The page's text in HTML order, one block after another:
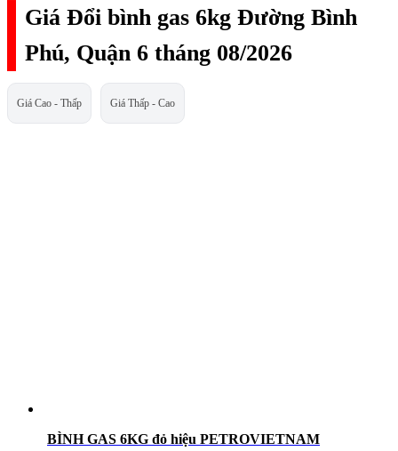
Giá Đổi bình gas 6kg Đường Bình
Phú, Quận 6 tháng 08/2026
Giá Cao - Thấp Giá Thấp - Cao
BÌNH GAS 6KG đỏ hiệu PETROVIETNAM